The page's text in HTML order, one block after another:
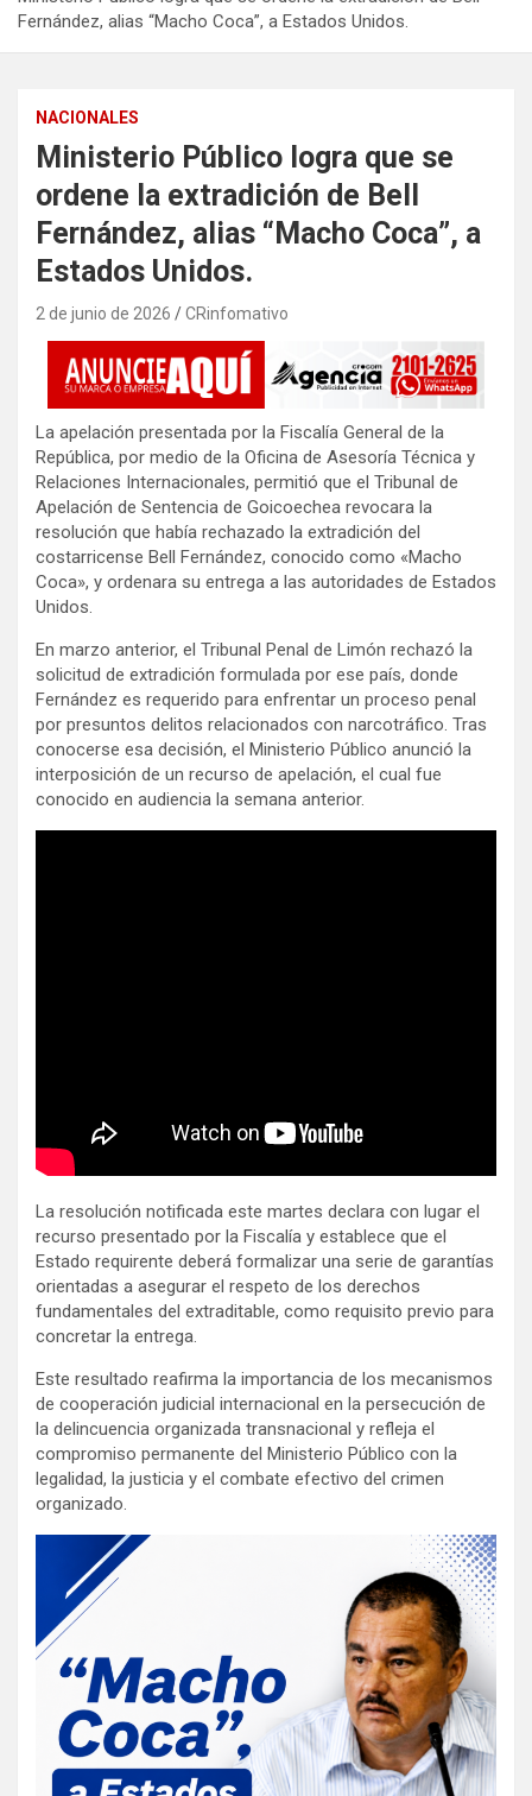
Fernández, alias “Macho Coca”, a Estados Unidos.
NACIONALES
Ministerio Público logra que se
ordene la extradición de Bell
Fernández, alias “Macho Coca”, a
Estados Unidos.
2 de junio de 2026 CRinfomativo
La apelación presentada por la Fiscalía General de la
República, por medio de la Oficina de Asesoría Técnica y
Relaciones Internacionales, permitió que el Tribunal de
Apelación de Sentencia de Goicoechea revocara la
resolución que había rechazado la extradición del
costarricense Bell Fernández, conocido como «Macho
Coca», y ordenara su entrega a las autoridades de Estados
Unidos.
En marzo anterior, el Tribunal Penal de Limón rechazó la
solicitud de extradición formulada por ese país, donde
Fernández es requerido para enfrentar un proceso penal
por presuntos delitos relacionados con narcotráfico. Tras
conocerse esa decisión, el Ministerio Público anunció la
interposición de un recurso de apelación, el cual fue
conocido en audiencia la semana anterior.
La resolución notificada este martes declara con lugar el
recurso presentado por la Fiscalía y establece que el
Estado requirente deberá formalizar una serie de garantías
orientadas a asegurar el respeto de los derechos
fundamentales del extraditable, como requisito previo para
concretar la entrega.
Este resultado reafirma la importancia de los mecanismos
de cooperación judicial internacional en la persecución de
la delincuencia organizada transnacional y refleja el
compromiso permanente del Ministerio Público con la
legalidad, la justicia y el combate efectivo del crimen
organizado.